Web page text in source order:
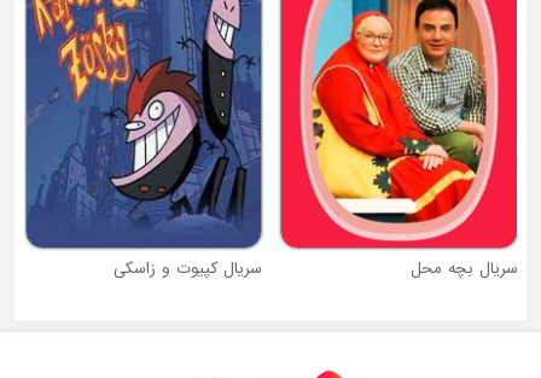
سریال بچه محل سریال کپیوت و زاسکی